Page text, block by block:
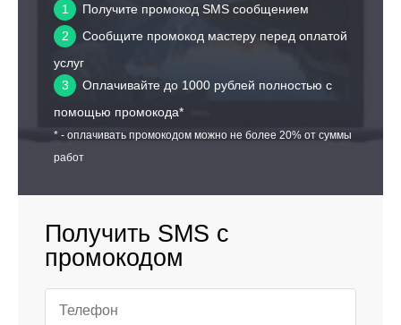
1
Получите промокод SMS сообщением
2
Сообщите промокод мастеру перед оплатой
услуг
3
Оплачивайте до 1000 рублей полностью с
помощью промокода*
* - оплачивать промокодом можно не более 20% от суммы
работ
Получить SMS с
промокодом